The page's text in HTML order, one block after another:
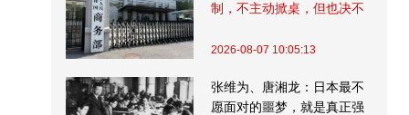
制，不主动掀桌，但也决不
2026-08-07 10:05:13
张维为、唐湘龙：日本最不
愿面对的噩梦，就是真正强